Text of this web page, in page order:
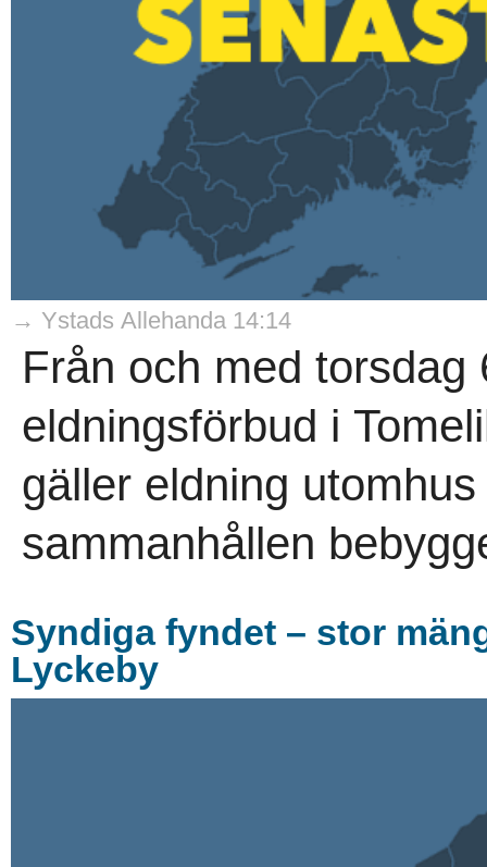
→ Ystads Allehanda 14:14
Från och med torsdag
eldningsförbud i
gäller eldning
sammanhållen
Syndiga fyndet – stor
Lyckeby